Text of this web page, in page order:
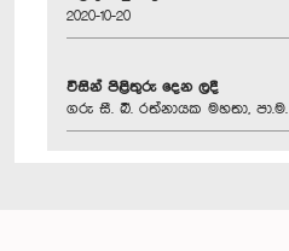
2020-10-20
විසින් පිළිතුරු දෙන ලදී
ගරු සී. බී. රත්නායක මහතා, පා.ම.